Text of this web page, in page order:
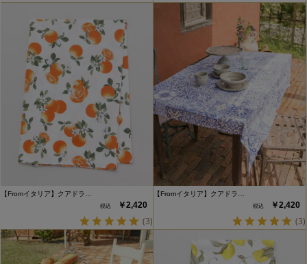
【Fromイタリア】クアドラ…
￥2,420
(3)
【Fromイタリア】クアドラ…
￥2,420
(3)